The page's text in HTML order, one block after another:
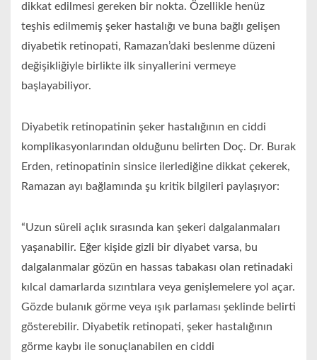
dikkat edilmesi gereken bir nokta. Özellikle henüz
teşhis edilmemiş şeker hastalığı ve buna bağlı gelişen
diyabetik retinopati, Ramazan’daki beslenme düzeni
değişikliğiyle birlikte ilk sinyallerini vermeye
başlayabiliyor.
Diyabetik retinopatinin şeker hastalığının en ciddi
komplikasyonlarından olduğunu belirten Doç. Dr. Burak
Erden, retinopatinin sinsice ilerlediğine dikkat çekerek,
Ramazan ayı bağlamında şu kritik bilgileri paylaşıyor:
“Uzun süreli açlık sırasında kan şekeri dalgalanmaları
yaşanabilir. Eğer kişide gizli bir diyabet varsa, bu
dalgalanmalar gözün en hassas tabakası olan retinadaki
kılcal damarlarda sızıntılara veya genişlemelere yol açar.
Gözde bulanık görme veya ışık parlaması şeklinde belirti
gösterebilir. Diyabetik retinopati, şeker hastalığının
görme kaybı ile sonuçlanabilen en ciddi